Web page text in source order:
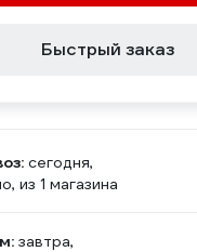
Быстрый заказ
сегодня,
, из 1 магазина
завтра,